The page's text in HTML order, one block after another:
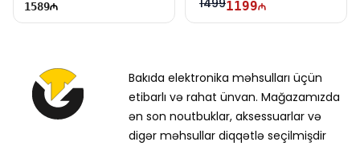
1589 14991199
Bakıda elektronika məhsulları üçün
etibarlı və rahat ünvan. Mağazamızda
ən son noutbuklar, aksessuarlar və
digər məhsullar diqqətlə seçilmişdir